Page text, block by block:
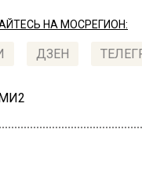
НА МОСРЕГИОН:
ДЗЕН